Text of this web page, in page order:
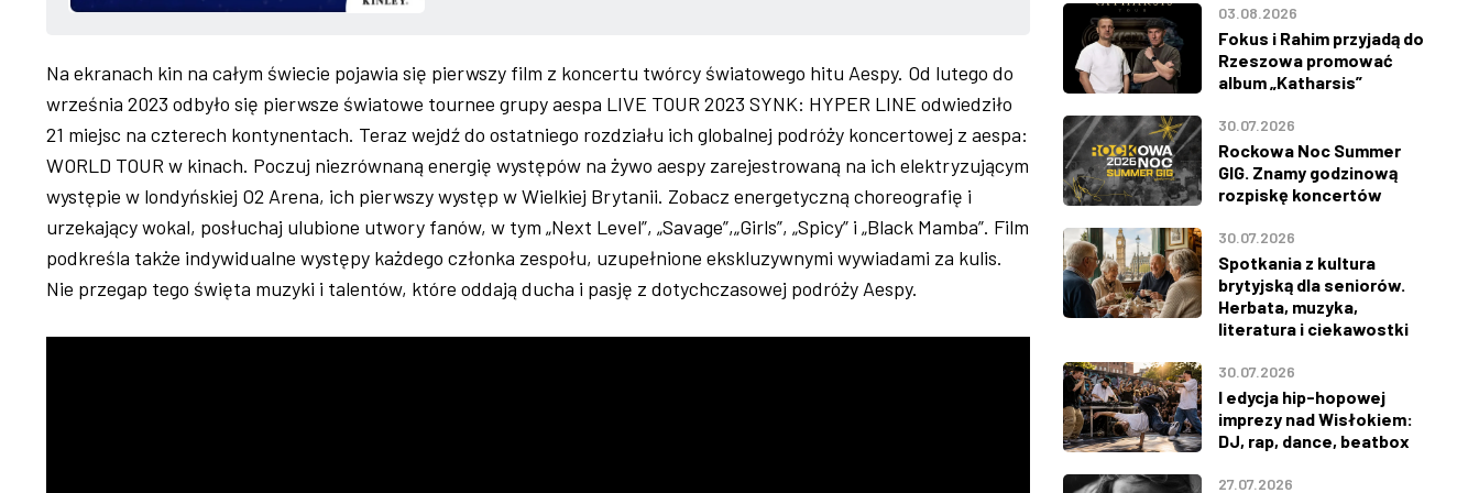
Na ekranach kin na całym świecie pojawia się pierwszy film z koncertu twórcy światowego hitu Aespy. Od lutego do
września 2023 odbyło się pierwsze światowe tournee grupy aespa LIVE TOUR 2023 SYNK: HYPER LINE odwiedziło
21 miejsc na czterech kontynentach. Teraz wejdź do ostatniego rozdziału ich globalnej podróży koncertowej z aespa:
WORLD TOUR w kinach. Poczuj niezrównaną energię występów na żywo aespy zarejestrowaną na ich elektryzującym
występie w londyńskiej O2 Arena, ich pierwszy występ w Wielkiej Brytanii. Zobacz energetyczną choreografię i
urzekający wokal, posłuchaj ulubione utwory fanów, w tym „Next Level”, „Savage”,„Girls”, „Spicy” i „Black Mamba”. Film
podkreśla także indywidualne występy każdego członka zespołu, uzupełnione ekskluzywnymi wywiadami za kulis.
Nie przegap tego święta muzyki i talentów, które oddają ducha i pasję z dotychczasowej podróży Aespy.
03.08.2026
Fokus i Rahim przyjadą do
Rzeszowa promować
album „Katharsis”
30.07.2026
Rockowa Noc Summer
GIG. Znamy godzinową
rozpiskę koncertów
30.07.2026
Spotkania z kultura
brytyjską dla seniorów.
Herbata, muzyka,
literatura i ciekawostki
30.07.2026
I edycja hip-hopowej
imprezy nad Wisłokiem:
DJ, rap, dance, beatbox
27.07.2026